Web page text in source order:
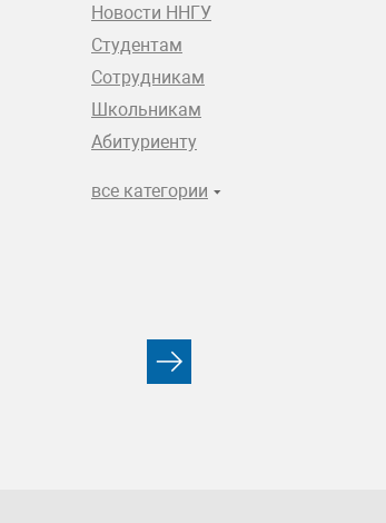
Новости ННГУ
Студентам
Сотрудникам
Школьникам
Абитуриенту
все категории